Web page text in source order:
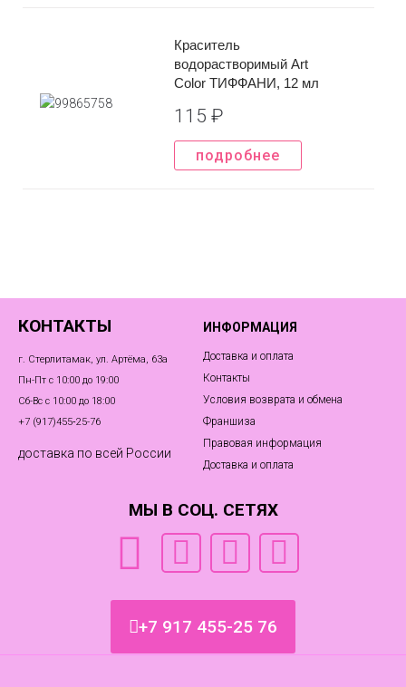
Краситель
водорастворимый Art
Color ТИФФАНИ, 12 мл
115 ₽
подробнее
КОНТАКТЫ
г. Стерлитамак, ул. Артёма, 63а
Пн-Пт с 10:00 до 19:00
Сб-Вс с 10:00 до 18:00
+7 (917)455‑25-76
доставка по всей России
ИНФОРМАЦИЯ
Доставка и оплата
Контакты
Условия возврата и обмена
Франшиза
Правовая информация
Доставка и оплата
МЫ В СОЦ. СЕТЯХ
+7 917 455-25 76